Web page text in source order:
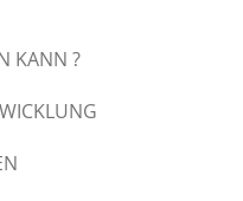
KANN ?